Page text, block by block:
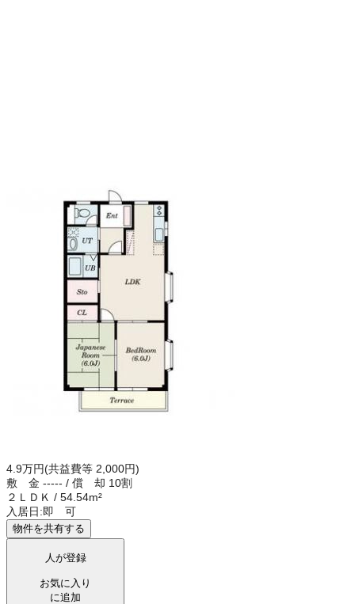
4.9万円(共益費等 2,000円)
敷 金 ----- / 償 却 10割
２ＬＤＫ / 54.54m²
入居日:即 可
物件を共有する
人が登録
お気に入り
に追加